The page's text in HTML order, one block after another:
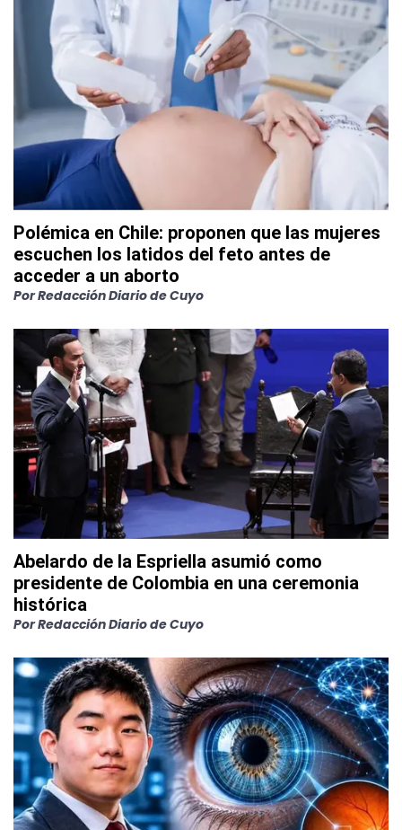
Polémica en Chile: proponen que las mujeres
escuchen los latidos del feto antes de
acceder a un aborto
PorRedacción Diario de Cuyo
Abelardo de la Espriella asumió como
presidente de Colombia en una ceremonia
histórica
PorRedacción Diario de Cuyo